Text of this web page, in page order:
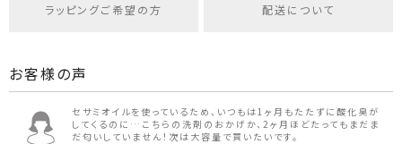
ラッピングご希望の方 配送について
お客様の声
セサミオイルを使っているため、いつもは1ヶ月もたたずに酸化臭が
してくるのに…こちらの洗剤のおかげか、2ヶ月ほどたってもまだま
だ匂いしていません！次は大容量で買いたいです。